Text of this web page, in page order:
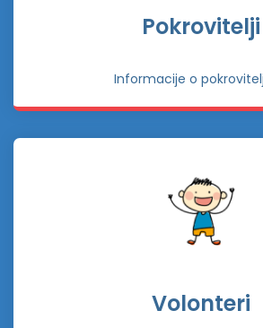
Pokrovitelji
Informacije o
Volonteri